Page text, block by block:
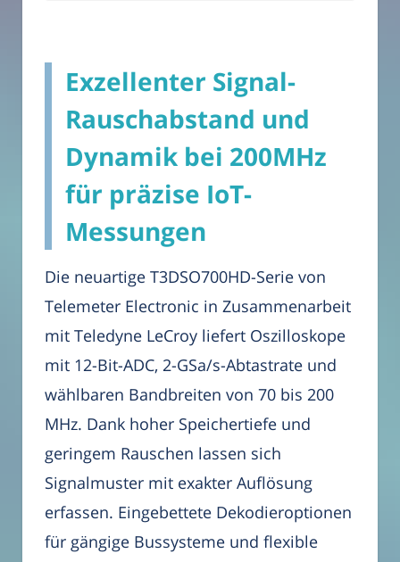
Exzellenter Signal-
Rauschabstand und
Dynamik bei 200MHz
für präzise IoT-
Messungen
Die neuartige T3DSO700HD-Serie von
Telemeter Electronic in Zusammenarbeit
mit Teledyne LeCroy liefert Oszilloskope
mit 12-Bit-ADC, 2-GSa/s-Abtastrate und
wählbaren Bandbreiten von 70 bis 200
MHz. Dank hoher Speichertiefe und
geringem Rauschen lassen sich
Signalmuster mit exakter Auflösung
erfassen. Eingebettete Dekodieroptionen
für gängige Bussysteme und flexible